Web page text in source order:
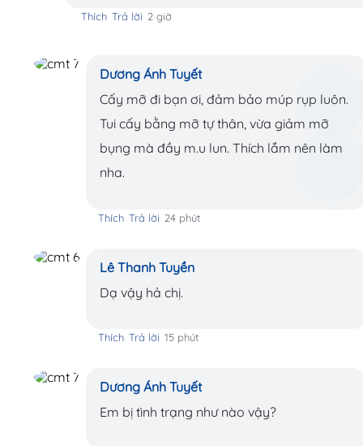
Thích Trả lời 2 giờ
Dương Ánh Tuyết
Cấy mỡ đi bạn ơi, đảm bảo múp rụp luôn.
Tui cấy bằng mỡ tự thân, vừa giảm mỡ
bụng mà đầy m.u lun. Thích lắm nên làm
nha.
Thích Trả lời 24 phút
Lê Thanh Tuyền
Dạ vậy hả chị.
Thích Trả lời 15 phút
Dương Ánh Tuyết
Em bị tình trạng như nào vậy?